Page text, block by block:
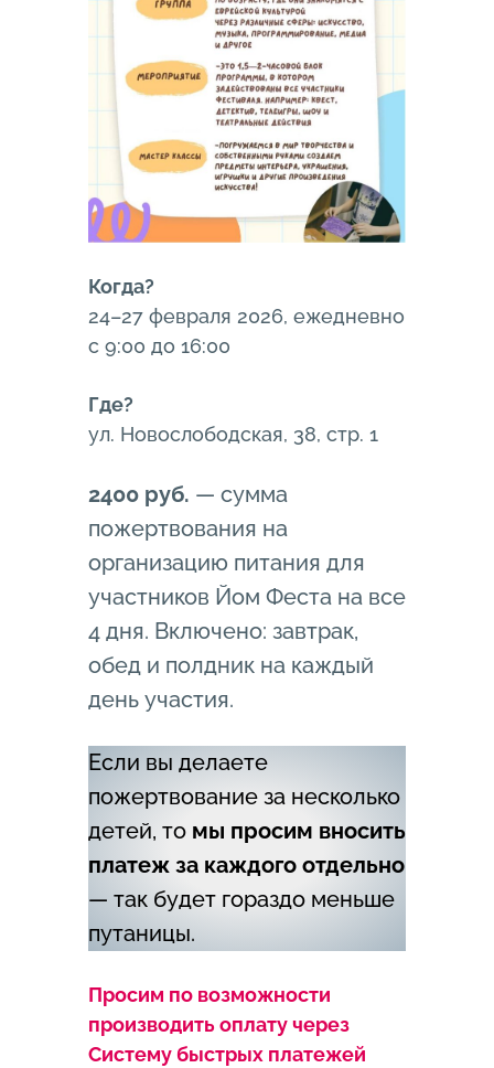
Когда?
24–27 февраля 2026, ежедневно
с 9:00 до 16:00
Где?
ул. Новослободская, 38, стр. 1
2400 руб. — сумма
пожертвования на
организацию питания для
участников Йом Феста на все
4 дня. Включено: завтрак,
обед и полдник на каждый
день участия.
Если вы делаете
пожертвование за несколько
детей, то мы просим вносить
платеж за каждого отдельно
— так будет гораздо меньше
путаницы.
Просим по возможности
производить оплату через
Систему быстрых платежей